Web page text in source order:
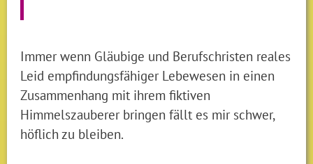
Immer wenn Gläubige und Berufschristen reales
Leid empfindungsfähiger Lebewesen in einen
Zusammenhang mit ihrem fiktiven
Himmelszauberer bringen fällt es mir schwer,
höflich zu bleiben.